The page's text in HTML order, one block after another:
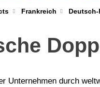
Frankreich
Unternehmen durch